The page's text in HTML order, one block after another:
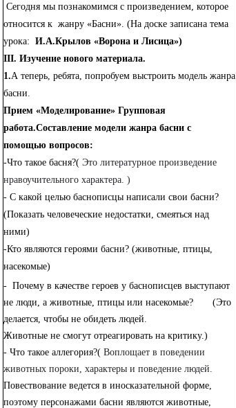
Сегодня мы познакомимся с произведением, которое
относится к жанру «Басни». (На доске записана тема
урока: И.А.Крылов «Ворона и Лисица»)
ІІІ. Изучение нового материала.
1.А теперь, ребята, попробуем выстроить модель жанра
басни.
Прием «Моделирование» Групповая
работа.Составление модели жанра басни с
помощью вопросов:
-Что такое басня?( Это литературное произведение
нравоучительного характера. )
- С какой целью баснописцы написали свои басни?
(Показать человеческие недостатки, смеяться над
ними)
-Кто являются героями басни? (животные, птицы,
насекомые)
- Почему в качестве героев у баснописцев выступают
не люди, а животные, птицы или насекомые? (Это
делается, чтобы не обидеть людей.
Животные не смогут отреагировать на критику.)
- Что такое аллегория?( Воплощает в поведении
животных пороки, характеры и поведение людей.
Повествование ведется в иносказательной форме,
поэтому персонажами басни являются животные,